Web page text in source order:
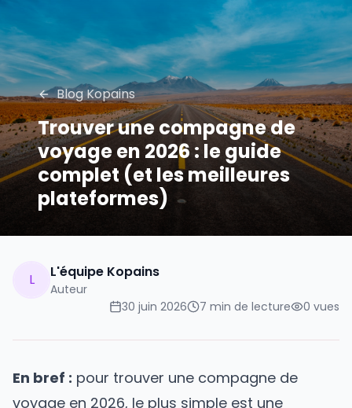
Blog Kopains
Trouver une compagne de
voyage en 2026 : le guide
complet (et les meilleures
plateformes)
L L'équipe Kopains
Auteur
30 juin 2026
7 min de lecture 0 vues
En bref : pour trouver une compagne de
voyage en 2026, le plus simple est une